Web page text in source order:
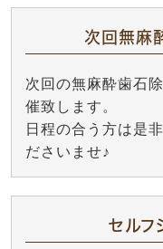
次回無麻
次回の無麻酔歯石
催致します。
日程の合う方は是
ださいませ♪
セルフ